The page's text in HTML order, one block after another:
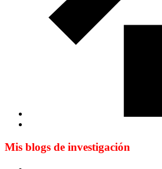
Mis blogs de investigación